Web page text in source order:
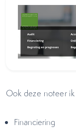
Ook deze noteer
Financiering